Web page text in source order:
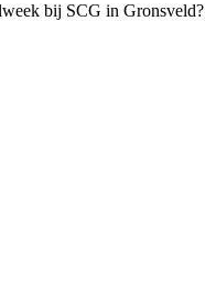
bij SCG in Gronsveld?